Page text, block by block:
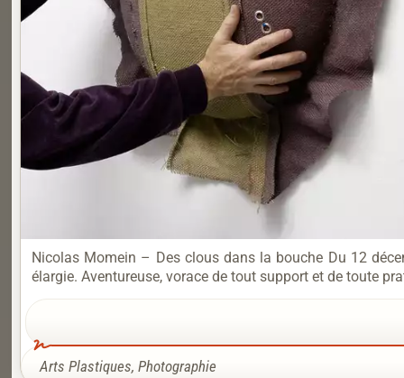
Nicolas Momein – Des clous dans la bouche Du 12
élargie. Aventureuse, vorace de tout support et de toute
Arts Plastiques, Photographie